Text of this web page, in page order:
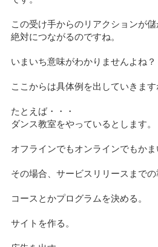
この受け手からのリアクションが
絶対につながるのですね。
いまいち意味がわかりませんよね？
ここからは具体例を出していきます
たとえば・・・
ダンス教室をやっているとします。
オフラインでもオンラインでもかま
その場合、サービスリリースまでの
コースとかプログラムを決める。
サイトを作る。